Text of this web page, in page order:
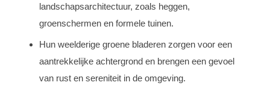
landschapsarchitectuur, zoals heggen,
groenschermen en formele tuinen.
Hun weelderige groene bladeren zorgen voor een
aantrekkelijke achtergrond en brengen een gevoel
van rust en sereniteit in de omgeving.